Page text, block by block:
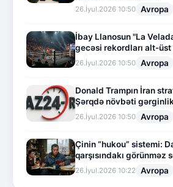
26.İyul.2026 10:50 Avropa
İbay Llanosun "La
gecəsi rekordları alt-
26.İyul.2026 10:50 Avropa
Donald Trampın İran
Şərqdə növbəti
26.İyul.2026 10:50 Avropa
Çinin “hukou” sistemi:
qarşısındakı görünməz
26.İyul.2026 10:22 Avropa